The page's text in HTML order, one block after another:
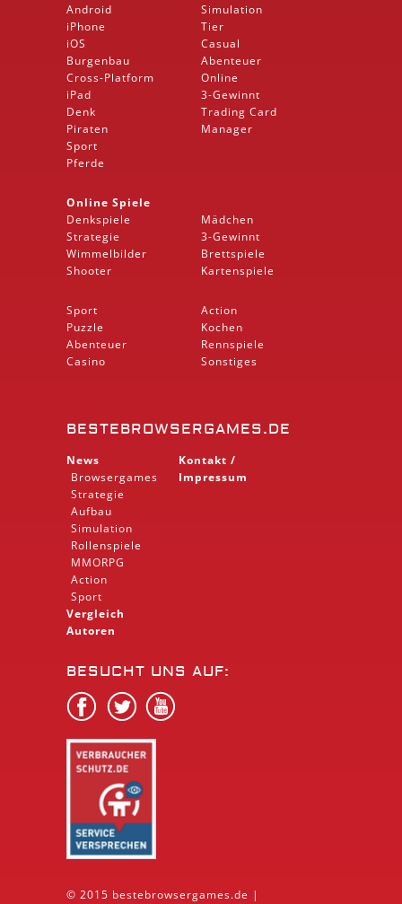
Android
iPhone
iOS
Burgenbau
Cross-Platform
iPad
Denk
Piraten
Sport
Pferde
Simulation
Tier
Casual
Abenteuer
Online
3-Gewinnt
Trading Card
Manager
Online Spiele
Denkspiele
Strategie
Wimmelbilder
Shooter
Mädchen
3-Gewinnt
Brettspiele
Kartenspiele
Sport
Puzzle
Abenteuer
Casino
Action
Kochen
Rennspiele
Sonstiges
BESTEBROWSERGAMES.DE
News
Browsergames
Strategie
Aufbau
Simulation
Rollenspiele
MMORPG
Action
Sport
Vergleich
Autoren
Kontakt /
Impressum
BESUCHT UNS AUF:
© 2015 bestebrowsergames.de |